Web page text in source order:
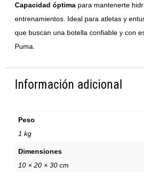
Capacidad óptima para mantenerte
entrenamientos. Ideal para atletas y
que buscan una botella confiable y con
Puma.
Información adicional
Peso
1 kg
Dimensiones
10 × 20 × 30 cm